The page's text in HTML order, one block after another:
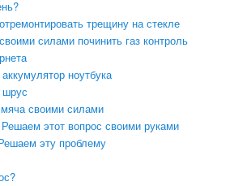
трещину на стекле
силами починить газ контроль
ноутбука
шрус
своими силами
этот вопрос своими руками
эту проблему